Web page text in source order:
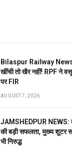
Bilaspur Railway
खींची तो खैर नहीं! RPF ने
पर FIR
AUGUST 7, 2026
JAMSHEDPUR NEWS:
की बड़ी सफलता, मुख्य शूटर
भी निरुद्ध